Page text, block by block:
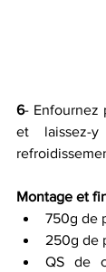
6- Enfournez
et laissez-
Montage et
750g de
250g de
QS de